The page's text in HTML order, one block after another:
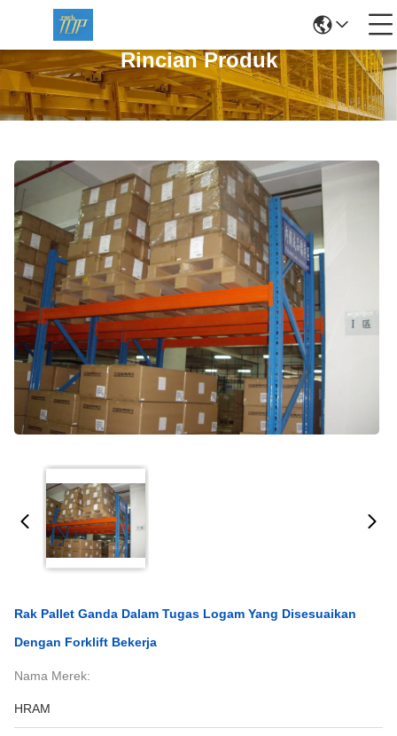
Rincian Produk
Rak Pallet Ganda Dalam Tugas Logam Yang Disesuaikan
Dengan Forklift Bekerja
Nama Merek:
HRAM